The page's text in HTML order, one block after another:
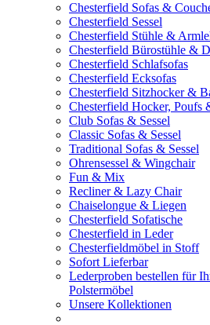
Chesterfield Sofas &
Chesterfield Sessel
Chesterfield Stühle &
Chesterfield Bürostühle &
Chesterfield Schlafsofas
Chesterfield Ecksofas
Chesterfield Sitzhocker &
Chesterfield Hocker, Poufs
Club Sofas & Sessel
Classic Sofas & Sessel
Traditional Sofas & Sessel
Ohrensessel & Wingchair
Fun & Mix
Recliner & Lazy Chair
Chaiselongue & Liegen
Chesterfield Sofatische
Chesterfield in Leder
Chesterfieldmöbel in Stoff
Sofort Lieferbar
Lederproben bestellen für
Polstermöbel
Unsere Kollektionen